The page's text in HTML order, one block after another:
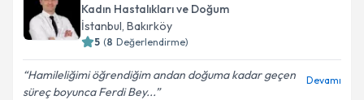
Kadın Hastalıkları ve Doğum
İstanbul, Bakırköy
5 (8 Değerlendirme)
Hamileliğimi öğrendiğim andan doğuma kadar geçen
süreç boyunca Ferdi Bey...
Devamı